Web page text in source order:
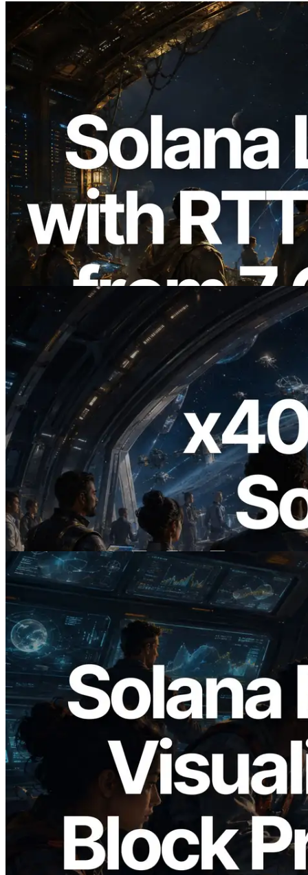
2026.08.05
ERPC étend l’API Solana Leader Slot
avec la mesure du ping depuis 7 régions
du monde — l’API Validators
Information est également lancée
2026.07.04
ERPC lance un RPC Solana compatible
x402 — L'ère où les agents IA paient à la
demande les API dont ils ont besoin
Lire cet article
2026.05.24
Validators Solutions lance le Solana Block
Analyzer — Visualisation du temps de
production de bloc par slot et des
validateurs assignés